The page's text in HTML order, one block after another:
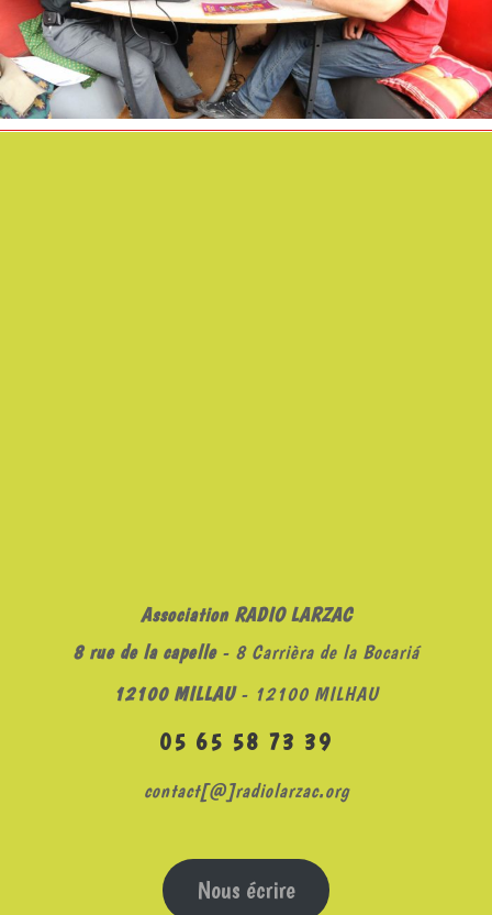
Association RADIO LARZAC
8 rue de la capelle- 8 Carrièra de la Bocariá
12100 MILLAU- 12100 MILHAU
05 65 58 73 39
contact[@]radiolarzac.org
Nous écrire